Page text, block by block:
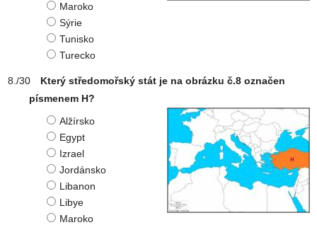
Maroko
Sýrie
Tunisko
Turecko
Který středomořský stát je na obrázku č.8 označen
písmenem H?
Alžírsko
Egypt
Izrael
Jordánsko
Libanon
Libye
Maroko